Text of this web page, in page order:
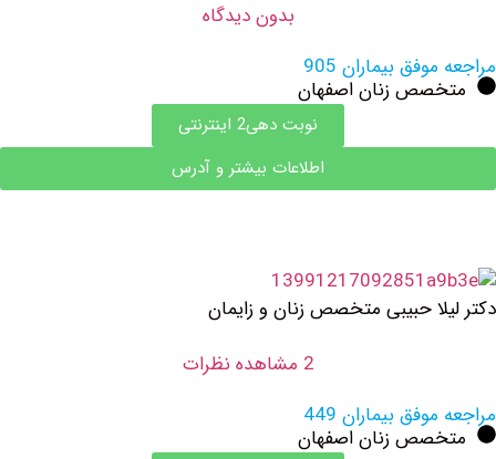
بدون دیدگاه
بیماران 905
زنان اصفهان
نوبت دهی2 اینترنتی
اطلاعات بیشتر و آدرس
حبیبی متخصص زنان و زایمان
بیماران 449
زنان اصفهان